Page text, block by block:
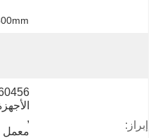
إبراز:
الأجهزة
,